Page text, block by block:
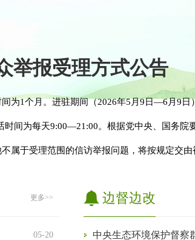
举报受理方式公告
为1个月。进驻期间（2026年5月9日—6月9日
间为每天9:00—21:00。根据党中央、国务院
属于受理范围的信访举报问题，将按规定交由
更多>>
05-20
边督边改